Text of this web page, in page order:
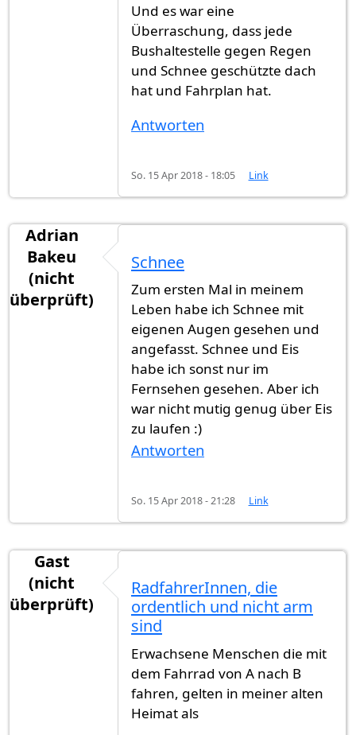
Und es war eine
Überraschung, dass jede
Bushaltestelle gegen Regen
und Schnee geschützte dach
hat und Fahrplan hat.
Antworten
So. 15 Apr 2018 - 18:05 Link
Adrian
Bakeu
(nicht
überprüft)
Schnee
Zum ersten Mal in meinem
Leben habe ich Schnee mit
eigenen Augen gesehen und
angefasst. Schnee und Eis
habe ich sonst nur im
Fernsehen gesehen. Aber ich
war nicht mutig genug über Eis
zu laufen :)
Antworten
So. 15 Apr 2018 - 21:28 Link
Gast
(nicht
überprüft)
RadfahrerInnen, die
ordentlich und nicht arm
sind
Erwachsene Menschen die mit
dem Fahrrad von A nach B
fahren, gelten in meiner alten
Heimat als